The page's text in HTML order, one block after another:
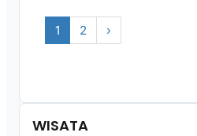
1 2 ›
WISATA